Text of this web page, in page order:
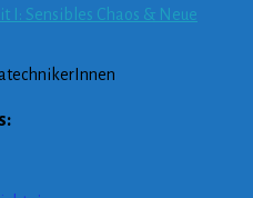
I: Sensibles Chaos & Neue